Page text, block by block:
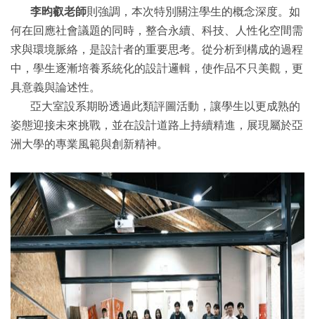
李昀叡老師則強調，本次特別關注學生的概念深度。如
何在回應社會議題的同時，整合永續、科技、人性化空間需
求與環境脈絡，是設計者的重要思考。從分析到構成的過程
中，學生逐漸培養系統化的設計邏輯，使作品不只美觀，更
具意義與論述性。
亞大室設系期盼透過此類評圖活動，讓學生以更成熟的
姿態迎接未來挑戰，並在設計道路上持續精進，展現屬於亞
洲大學的專業風範與創新精神。